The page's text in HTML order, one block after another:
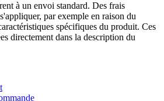
à un envoi standard. Des frais
par exemple en raison du
spécifiques du produit. Ces
directement dans la description du